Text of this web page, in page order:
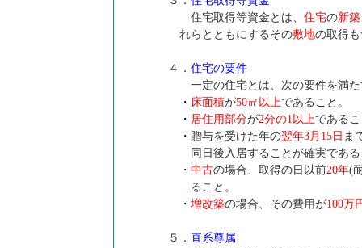
住宅取得等資金とは、住宅の新築
れらとともにするその敷地の取得
４． 住宅の要件
一定の住宅とは、次の要件を満
・ 床面積が50㎡以上であること。
・ 居住用部分が2分の1以上である
・ 贈与を受けた年の翌年3月15日 ま
同日後入居することが確実であ
・ 中古の場合、取得の日以前20年(
ること。
・ 増改築の場合、その費用が100万
５． 直系尊属